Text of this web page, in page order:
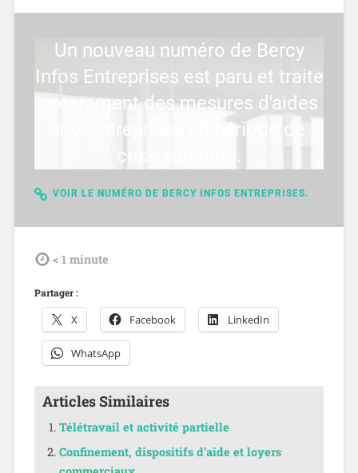
Un nouveau numéro de Bercy
Infos Entreprises est paru et traite
notamment des mesures d'aides
aux entreprises en période de
crise sanitaire.
VOIR LE NUMÉRO DE BERCY INFOS ENTREPRISES.
tdl < 1 minute
Partager :
X Facebook LinkedIn
WhatsApp
Articles Similaires
Télétravail et activité partielle
Confinement, dispositifs d’aide et loyers